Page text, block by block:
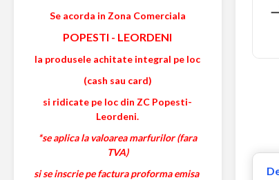
Se acorda in Zona Comerciala
POPESTI - LEORDENI
la produsele achitate integral pe loc
(cash sau card)
si ridicate pe loc din ZC Popesti-
Leordeni.
*se aplica la valoarea marfurilor (fara
TVA)
si se inscrie pe factura proforma emisa